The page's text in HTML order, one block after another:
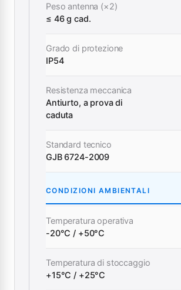
Peso antenna (×2)
≤ 46 g cad.
Grado di protezione
IP54
Resistenza meccanica
Antiurto, a prova di
caduta
Standard tecnico
GJB 6724-2009
CONDIZIONI AMBIENTALI
Temperatura operativa
-20°C / +50°C
Temperatura di stoccaggio
+15°C / +25°C